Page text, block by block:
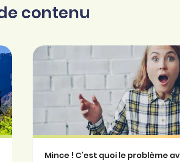
contenu
Mince ! C’est quoi le problème